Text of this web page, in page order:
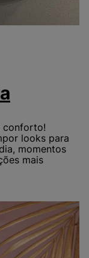
conforto!
looks para
momentos
mais